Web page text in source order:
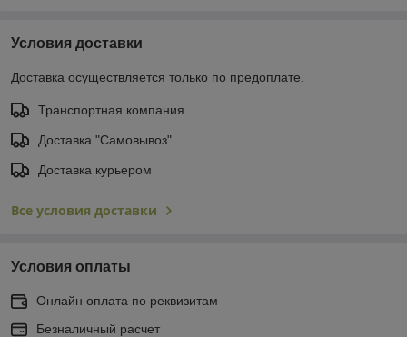
Условия доставки
Доставка осуществляется только по предоплате.
Транспортная компания
Доставка "Самовывоз"
Доставка курьером
Все условия доставки
Условия оплаты
Онлайн оплата по реквизитам
Безналичный расчет